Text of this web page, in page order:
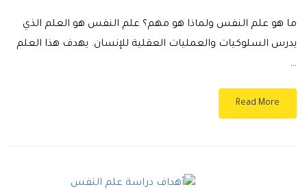
ما هو علم النفس ولماذا هو مهم؟ علم النفس هو العلم الذي
يدرس السلوكيات والعمليات العقلية للإنسان. يهدف هذا العلم
…
Read More